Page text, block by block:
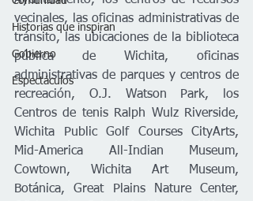
Historias que inspiran
Gobierno
Espectáculos
vecinales, las oficinas administrativas de
tránsito, las ubicaciones de la biblioteca
pública de Wichita, oficinas
administrativas de parques y centros de
recreación, O.J. Watson Park, los
Centros de tenis Ralph Wulz Riverside,
Wichita Public Golf Courses CityArts,
Mid-America All-Indian Museum,
Cowtown, Wichita Art Museum,
Botánica, Great Plains Nature Center,